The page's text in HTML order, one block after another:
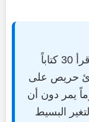
بدلاً من أن أقول لنفسي: “يجب أن أقرأ 30 كتاباً
حريص على
يمر دون أن
البسيط